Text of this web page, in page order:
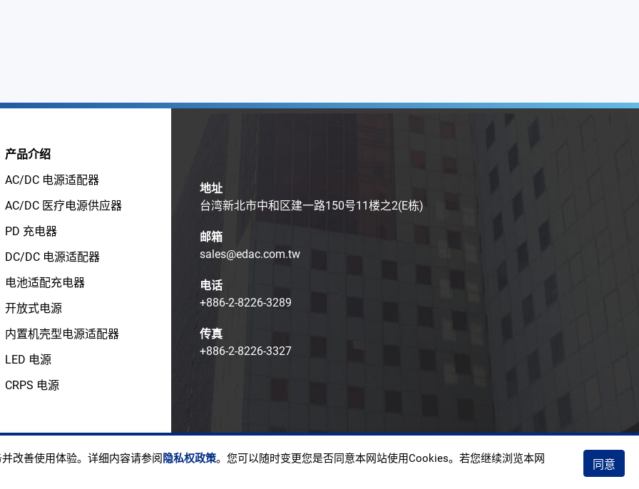
产品介绍
AC/DC 电源适配器
AC/DC 医疗电源供应器
PD 充电器
DC/DC 电源适配器
电池适配充电器
开放式电源
内置机壳型电源适配器
LED 电源
CRPS 电源
地址
台湾新北市中和区建一路150号11楼之2(E栋)
邮箱
sales@edac.com.tw
电话
+886-2-8226-3289
传真
+886-2-8226-3327
© EDAC POWER ELECTRONICS CO., LTD. 使用条款 隐私权政策
改善使用体验。详细内容请参阅 隐私权政策。您可以随时变更您是否同意本网站使用Cookies。若您继续浏览本网 同意